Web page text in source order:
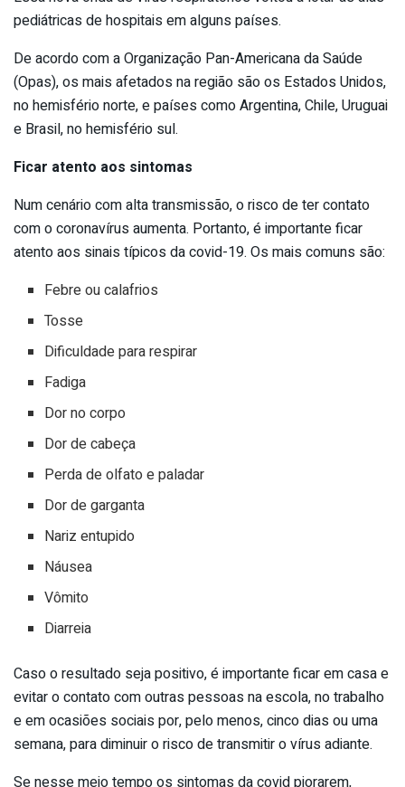
pediátricas de hospitais em alguns países.
De acordo com a Organização Pan-Americana da Saúde
(Opas), os mais afetados na região são os Estados Unidos,
no hemisfério norte, e países como Argentina, Chile, Uruguai
e Brasil, no hemisfério sul.
Ficar atento aos sintomas
Num cenário com alta transmissão, o risco de ter contato
com o coronavírus aumenta. Portanto, é importante ficar
atento aos sinais típicos da covid-19. Os mais comuns são:
Febre ou calafrios
Tosse
Dificuldade para respirar
Fadiga
Dor no corpo
Dor de cabeça
Perda de olfato e paladar
Dor de garganta
Nariz entupido
Náusea
Vômito
Diarreia
Caso o resultado seja positivo, é importante ficar em casa e
evitar o contato com outras pessoas na escola, no trabalho
e em ocasiões sociais por, pelo menos, cinco dias ou uma
semana, para diminuir o risco de transmitir o vírus adiante.
Se nesse meio tempo os sintomas da covid piorarem,